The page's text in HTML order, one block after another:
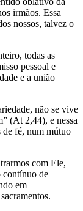
irmãos. Essa
nossos, talvez o
todas as
pessoal e
e a união
não se vive
(At 2,44), e nessa
de fé, num mútuo
com Ele,
contínuo de
em